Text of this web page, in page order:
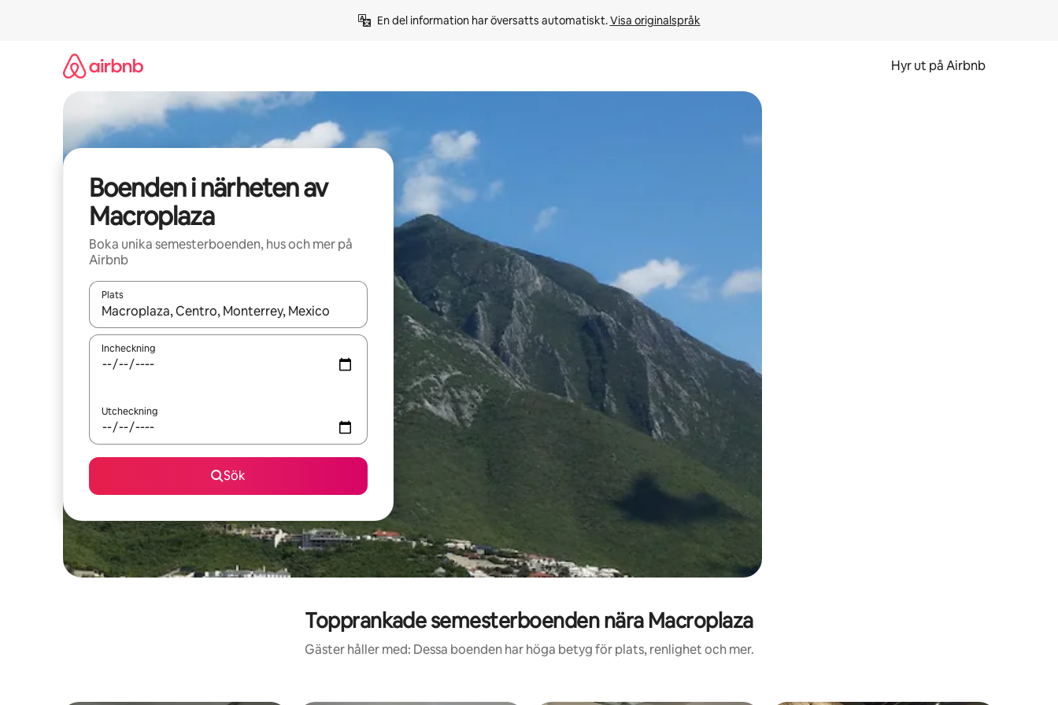
En del information har översatts automatiskt. Visa originalspråk
Hyr ut på Airbnb
Boenden i närheten av
Macroplaza
Boka unika semesterboenden, hus och mer på
Airbnb
Plats
När resultaten är tillgängliga kan du navigera med upp- och nedåtpilarna eller utforska genom att trycka eller svepa.
Incheckning
Utcheckning
Sök
Topprankade semesterboenden nära Macroplaza
Gäster håller med: Dessa boenden har höga betyg för plats, renlighet och mer.